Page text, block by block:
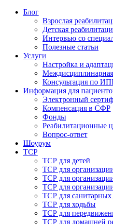
Блог
Взрослая
Детская
Интервью со
Полезные статьи
Услуги
Настройка и
Консультация по
Информация для
Электронный
Компенсация в СФР
Фонды
Реабилитационные
Вопрос-ответ
Шоурум
ТСР
ТСР для детей
ТСР для
ТСР для
ТСР для
ТСР для санитарных
ТСР для ходьбы
ТСР для
ТСР для домашней